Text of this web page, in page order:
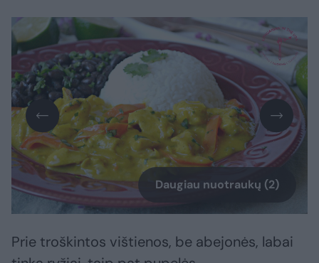
Daugiau nuotraukų (2)
Prie troškintos vištienos, be abejonės, labai